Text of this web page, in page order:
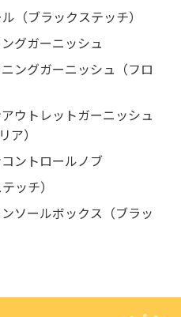
（ブラックステッチ）
グガーニッシュ
ングガーニッシュ（フロ
ウトレットガーニッシュ
ア）
ントロールノブ
ッチ）
ソールボックス（ブラッ